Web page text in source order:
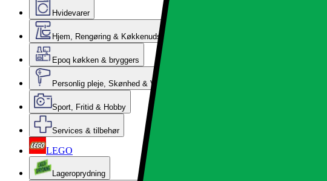
Hvidevarer
Hjem, Rengøring & Køkkenudstyr
Epoq køkken & bryggers
Personlig pleje, Skønhed & Velvære
Sport, Fritid & Hobby
Services & tilbehør
LEGO
Lageroprydning